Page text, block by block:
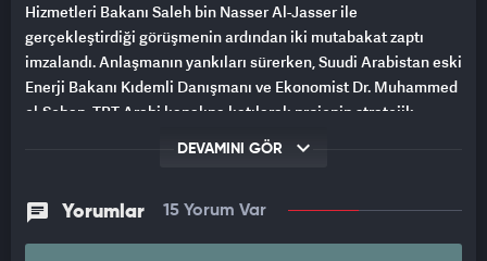
Hizmetleri Bakanı Saleh bin Nasser Al-Jasser ile
gerçekleştirdiği görüşmenin ardından iki mutabakat zaptı
imzalandı. Anlaşmanın yankıları sürerken, Suudi Arabistan eski
Enerji Bakanı Kıdemli Danışmanı ve Ekonomist Dr. Muhammed
el-Seban, TRT Arabi kanalına katılarak projenin stratejik
belirten Dr. el-Seban, "Hürmüz Boğazı ve Babulmendep gibi
DEVAMINI GÖR
Yorumlar 15 Yorum Var